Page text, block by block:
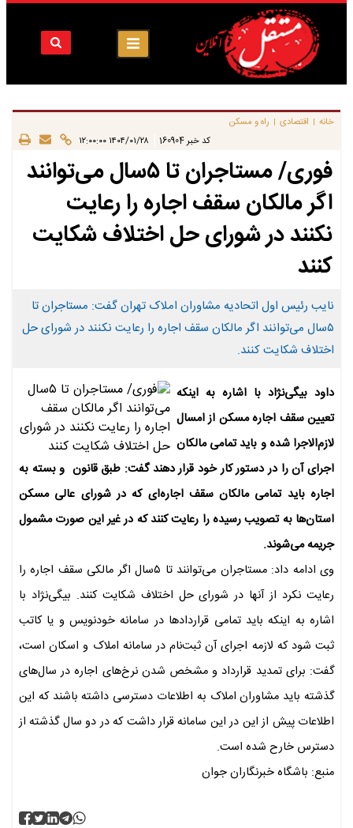
خانه | اقتصادی | راه و مسکن
کد خبر 160904 ۱۴۰۴/۰۱/۲۸ ۱۲:۰۰:۰۰
فوری/ مستاجران تا ۵سال می‌توانند
اگر مالکان سقف اجاره را رعایت
نکنند در شورای حل اختلاف شکایت
کنند
نایب رئیس اول اتحادیه مشاوران املاک تهران گفت: مستاجران تا
۵سال می‌توانند اگر مالکان سقف اجاره را رعایت نکنند در شورای حل
اختلاف شکایت کنند.
داود بیگی‌نژاد با اشاره به اینکه
تعیین سقف اجاره مسکن از امسال
لازم‌الاجرا شده و باید تمامی مالکان
اجرای آن را در دستور کار خود قرار دهند گفت: طبق قانون و بسته به
اجاره باید تمامی مالکان سقف اجاره‌ای که‌ در شورای عالی مسکن
استان‌ها به تصویب رسیده را رعایت کنند که در غیر این صورت مشمول
جریمه می‌شوند‌.
وی ادامه داد: مستاجران می‌توانند تا ۵سال اگر مالکی سقف اجاره را
رعایت نکرد از آنها در شورای حل اختلاف شکایت کنند. بیگی‌نژاد با
اشاره به اینکه باید تمامی قراردادها در سامانه خودنویس و یا کاتب
ثبت شود که لازمه اجرای آن ثبت‌نام در سامانه املاک و اسکان است،
گفت: برای تمدید قرارداد و مشخص شدن نرخ‌های اجاره در سال‌های
گذشته باید مشاوران املاک به اطلاعات دسترسی داشته باشند که‌ این
اطلاعات پیش از این در این سامانه قرار داشت که‌ در دو سال گذشته از
دسترس خارح شده است.
منبع: باشگاه خبرنگاران جوان